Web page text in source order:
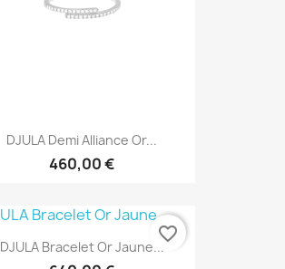
DJULA Demi Alliance Or...
460,00 €
DJULA Bracelet Or Jaune...
favorite_border